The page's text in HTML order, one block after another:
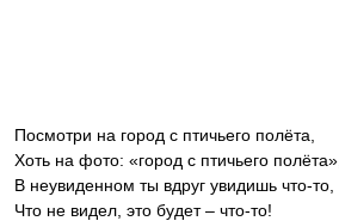
Посмотри на город с птичьего полёта,
Хоть на фото: «город с птичьего полёта»,
В неувиденном ты вдруг увидишь что-то,
Что не видел, это будет – что-то!